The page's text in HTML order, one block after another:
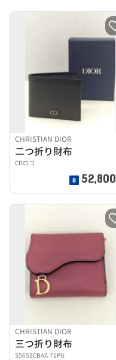
CHRISTIAN DIOR
二つ折り財布
CDロゴ
52,800
CHRISTIAN DIOR
三つ折り財布
S5652CBAA-71PU